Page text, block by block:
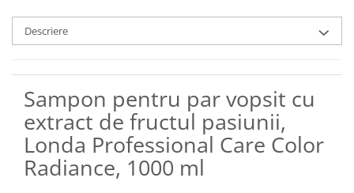
Descriere
Sampon pentru par vopsit cu
extract de fructul pasiunii,
Londa Professional Care Color
Radiance, 1000 ml